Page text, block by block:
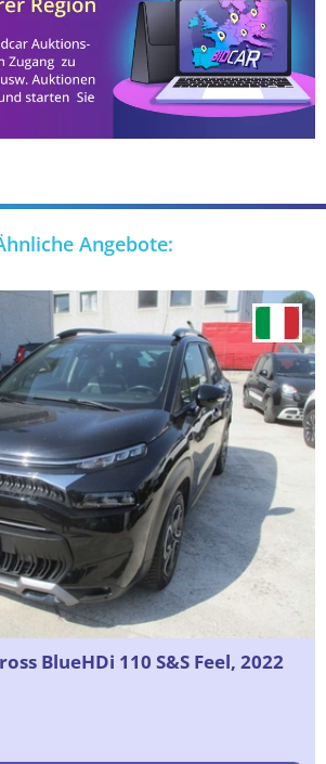
Angebote:
BlueHDi 110 S&S Feel, 2022